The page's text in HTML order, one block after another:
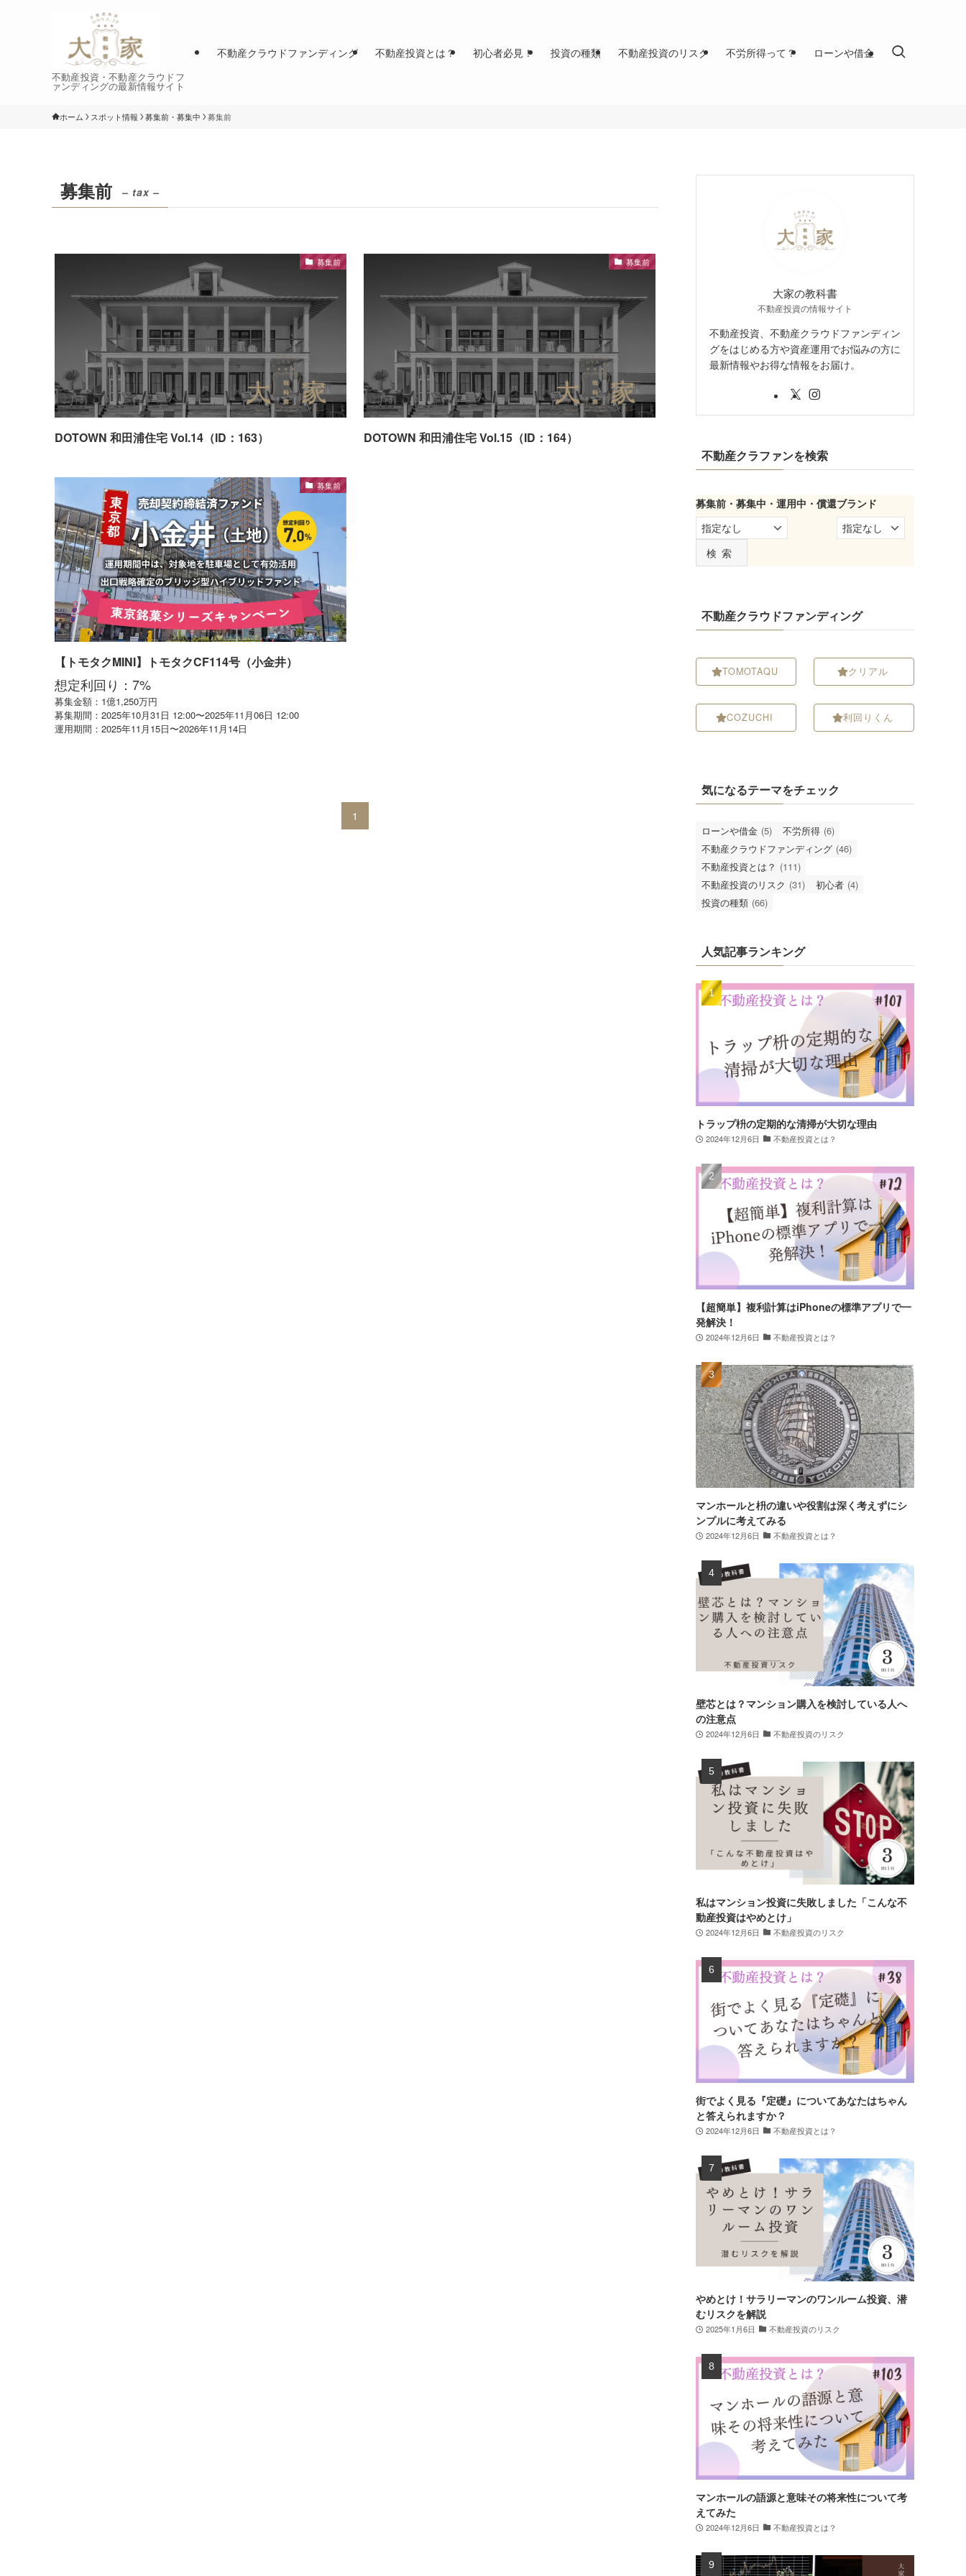
不動産投資・不動産クラウドフ
ァンディングの最新情報サイト
不動産クラウドファンディング 不動産投資とは？ 初心者必見！ 投資の種類 不動産投資のリスク 不労所得って？ ローンや借金
ホーム スポット情報 募集前・募集中 募集前
募集前 – tax –
募集前
DOTOWN 和田浦住宅 Vol.14（ID：163）
募集前
DOTOWN 和田浦住宅 Vol.15（ID：164）
募集前
【トモタクMINI】トモタクCF114号（小金井）
想定利回り：7%
募集金額：1億1,250万円
募集期間：2025年10月31日 12:00〜2025年11月06日 12:00
運用期間：2025年11月15日〜2026年11月14日
1
大家の教科書
不動産投資の情報サイト
不動産投資、不動産クラウドファンディン
グをはじめる方や資産運用でお悩みの方に
最新情報やお得な情報をお届け。
不動産クラファンを検索
募集前・募集中・運用中・償還ブランド
検索
不動産クラウドファンディング
TOMOTAQU
COZUCHI
クリアル
利回りくん
気になるテーマをチェック
ローンや借金 (5) 不労所得 (6)
不動産クラウドファンディング (46)
不動産投資とは？ (111)
不動産投資のリスク (31) 初心者 (4)
投資の種類 (66)
人気記事ランキング
トラップ枡の定期的な清掃が大切な理由
2024年12月6日 不動産投資とは？
【超簡単】複利計算はiPhoneの標準アプリで一
発解決！
2024年12月6日 不動産投資とは？
マンホールと枡の違いや役割は深く考えずにシ
ンプルに考えてみる
2024年12月6日 不動産投資とは？
壁芯とは？マンション購入を検討している人へ
の注意点
2024年12月6日 不動産投資のリスク
私はマンション投資に失敗しました「こんな不
動産投資はやめとけ」
2024年12月6日 不動産投資のリスク
街でよく見る『定礎』についてあなたはちゃん
と答えられますか？
2024年12月6日 不動産投資とは？
やめとけ！サラリーマンのワンルーム投資、潜
むリスクを解説
2025年1月6日 不動産投資のリスク
マンホールの語源と意味その将来性について考
えてみた
2024年12月6日 不動産投資とは？